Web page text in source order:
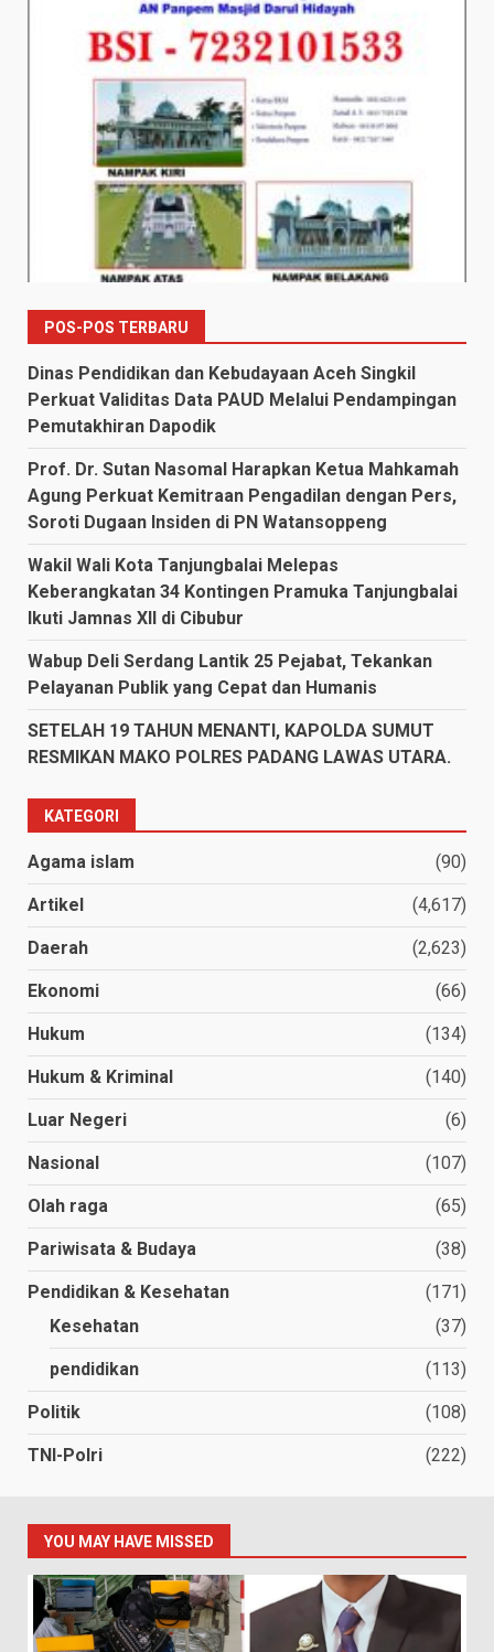
POS-POS TERBARU
Dinas Pendidikan dan Kebudayaan Aceh Singkil
Perkuat Validitas Data PAUD Melalui Pendampingan
Pemutakhiran Dapodik
Prof. Dr. Sutan Nasomal Harapkan Ketua Mahkamah
Agung Perkuat Kemitraan Pengadilan dengan Pers,
Soroti Dugaan Insiden di PN Watansoppeng
Wakil Wali Kota Tanjungbalai Melepas
Keberangkatan 34 Kontingen Pramuka Tanjungbalai
Ikuti Jamnas XII di Cibubur
Wabup Deli Serdang Lantik 25 Pejabat, Tekankan
Pelayanan Publik yang Cepat dan Humanis
SETELAH 19 TAHUN MENANTI, KAPOLDA SUMUT
RESMIKAN MAKO POLRES PADANG LAWAS UTARA.
KATEGORI
Agama islam (90)
Artikel (4,617)
Daerah (2,623)
Ekonomi (66)
Hukum (134)
Hukum & Kriminal (140)
Luar Negeri (6)
Nasional (107)
Olah raga (65)
Pariwisata & Budaya (38)
Pendidikan & Kesehatan
(171)
Kesehatan
(37)
pendidikan (113)
Politik (108)
TNI-Polri (222)
YOU MAY HAVE MISSED